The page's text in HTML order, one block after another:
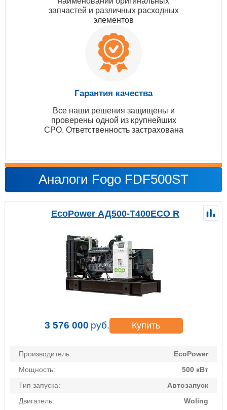
запчастей и различных расходных
элементов
Гарантия качества
Все наши решения защищены и
проверены одной из крупнейших
СРО. Ответственность застрахована
Аналоги Fogo FDF500ST
EcoPower АД500-T400ECO R
3 576 000 руб. Купить
Производитель:
EcoPower
Мощность:
500 кВт
Тип запуска:
Автозапуск
Двигатель:
Woling